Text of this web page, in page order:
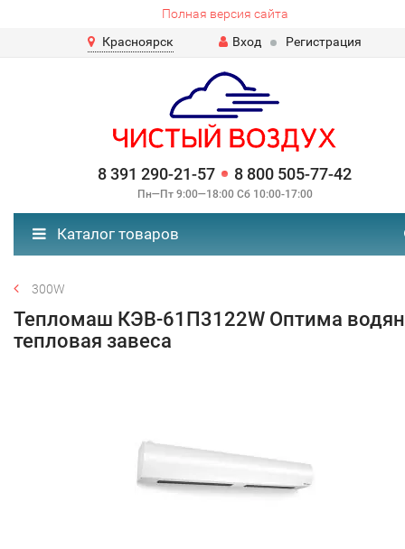
Полная версия сайта
Красноярск
Вход Регистрация
8 391 290-21-57 8 800 505-77-42
Пн—Пт 9:00—18:00 Сб 10:00-17:00
Каталог товаров
300W
Тепломаш КЭВ-61П3122W Оптима
тепловая завеса